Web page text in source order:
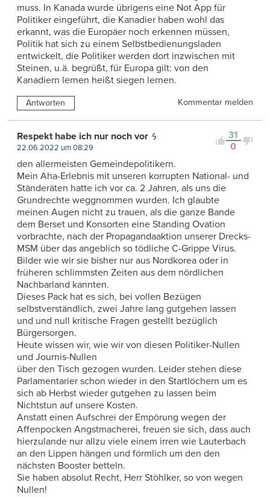
muss. In Kanada wurde übrigens eine Not App für
Politiker eingeführt, die Kanadier haben wohl das
erkannt, was die Europäer noch erkennen müssen,
Politik hat sich zu einem Selbstbedienungsladen
entwickelt, die Politiker werden dort inzwischen mit
Steinen, u.ä. begrüßt, für Europa gilt: von den
Kanadiern lernen heißt siegen lernen.
Antworten Kommentar melden
31
0
Respekt habe ich nur noch vor
22.06.2022 um 08:29
den allermeisten Gemeindepolitikern.
Mein Aha-Erlebnis mit unseren korrupten National- und
Ständeräten hatte ich vor ca. 2 Jahren, als uns die
Grundrechte weggnommen wurden. Ich glaubte
meinen Augen nicht zu trauen, als die ganze Bande
dem Berset und Konsorten eine Standing Ovation
vorbrachte, nach der Propagandaaktion unserer Drecks-
MSM über das angeblich so tödliche C-Grippe Virus.
Bilder wie wir sie bisher nur aus Nordkorea oder in
früheren schlimmsten Zeiten aus dem nördlichen
Nachbarland kannten.
Dieses Pack hat es sich, bei vollen Bezügen
selbstverständlich, zwei Jahre lang gutgehen lassen
und und null kritische Fragen gestellt bezüglich
Bürgersorgen.
Heute wissen wir, wie wir von diesen Politiker-Nullen
und Journis-Nullen
über den Tisch gezogen wurden. Leider stehen diese
Parlamentarier schon wieder in den Startlöchern um es
sich ab Herbst wieder gutgehen zu lassen beim
Nichtstun auf unsere Kosten.
Anstatt einen Aufschrei der Empörung wegen der
Affenpocken Angstmacherei, freuen sie sich, dass auch
hierzulande nur allzu viele einem irren wie Lauterbach
an den Lippen hängen und förmlich um den den
nächsten Booster betteln.
Sie haben absolut Recht, Herr Stöhlker, so von wegen
Nullen!